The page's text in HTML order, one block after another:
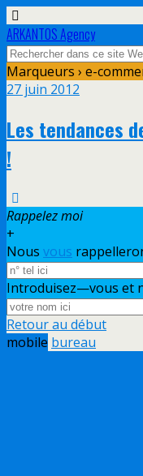
ARKANTOS Agency
Marqueurs › e-
27 juin 2012
Les tendances
!
Rappelez moi
+
Nous vous
Introduisez—vous et
Retour au début
mobile bureau